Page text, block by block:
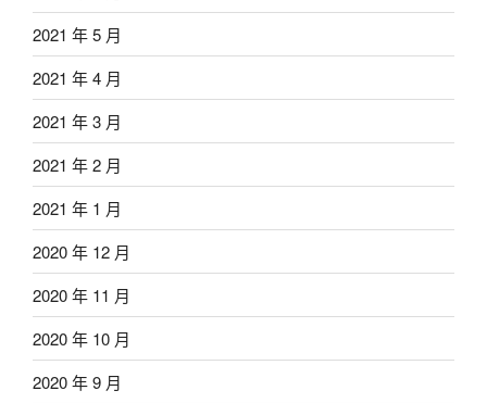
2021 年 5 月
2021 年 4 月
2021 年 3 月
2021 年 2 月
2021 年 1 月
2020 年 12 月
2020 年 11 月
2020 年 10 月
2020 年 9 月